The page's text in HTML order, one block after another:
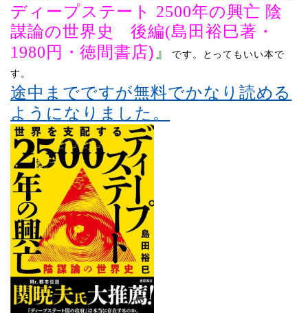
ディープステート 2500年の興亡 陰
謀論の世界史 後編(島田裕巳著・
1980 円・徳間書店) 』 です。
とってもいい本で
す。
途中までですが無料でかなり読める
ようになりました。